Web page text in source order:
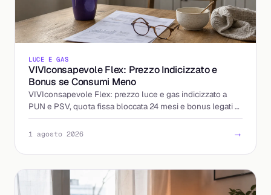
LUCE E GAS
VIVIconsapevole Flex: Prezzo Indicizzato e
Bonus se Consumi Meno
VIVIconsapevole Flex: prezzo luce e gas indicizzato a
PUN e PSV, quota fissa bloccata 24 mesi e bonus legati al
calo dei consumi. Come funziona e cosa controllare.
1 agosto 2026 →